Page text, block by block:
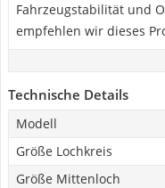
Fahrzeugstabilität und
empfehlen wir dieses
Technische Details
Modell
Größe Lochkreis
Größe Mittenloch